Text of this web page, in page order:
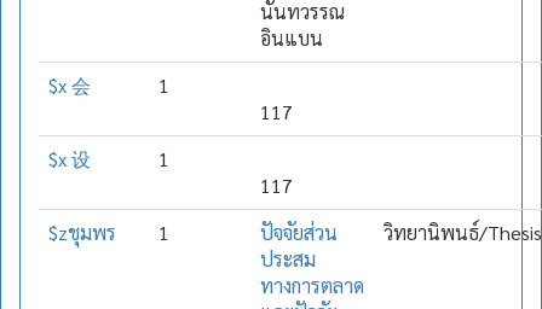
นันทวรรณ
อินแบน
$x 会
1
117
$x 设
1
117
$zชุมพร
1
ปัจจัยส่วน
ประสม
ทางการตลาด
วิทยานิพนธ์/Thesis